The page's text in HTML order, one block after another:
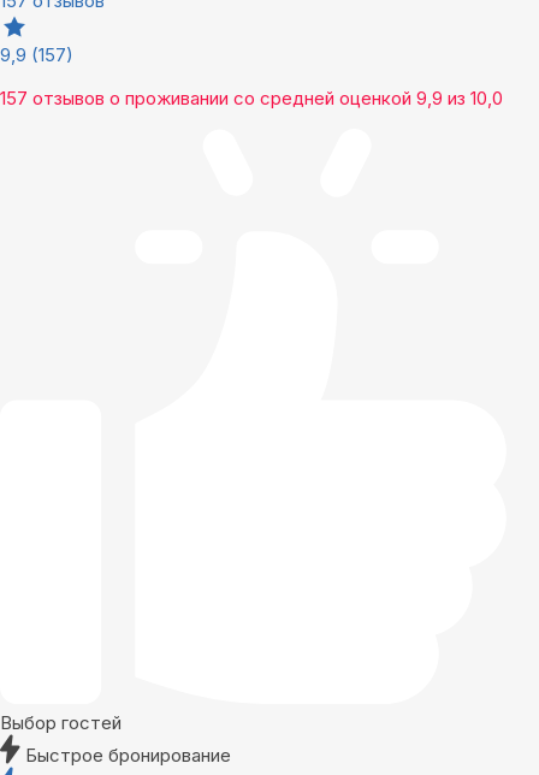
9,9 (157)
157 отзывов о проживании со средней оценкой 9,9 из 10,0
Выбор гостей
Быстрое бронирование